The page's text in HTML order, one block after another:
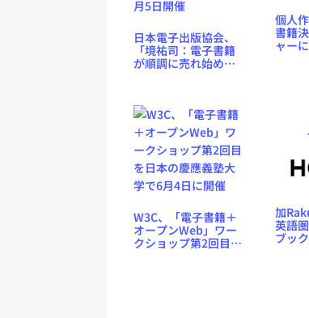
日本電子出版協会、
「境祐司：電子書籍
が順調に売れ始めた
日開催
個人
書籍
ャー
W3C、「電子書籍＋
オープンWeb」ワー
クショップ第2回目を
加
英語
ブッ